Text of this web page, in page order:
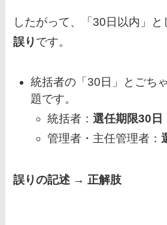
したがって、「30日以内」
誤り です。
統括者の「30日」とごち
題です。
統括者： 選任期限30日
管理者・主任管理者：
誤りの記述 → 正解肢